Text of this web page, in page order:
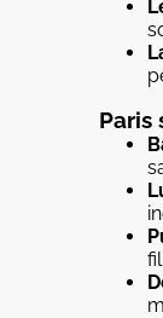
Paris